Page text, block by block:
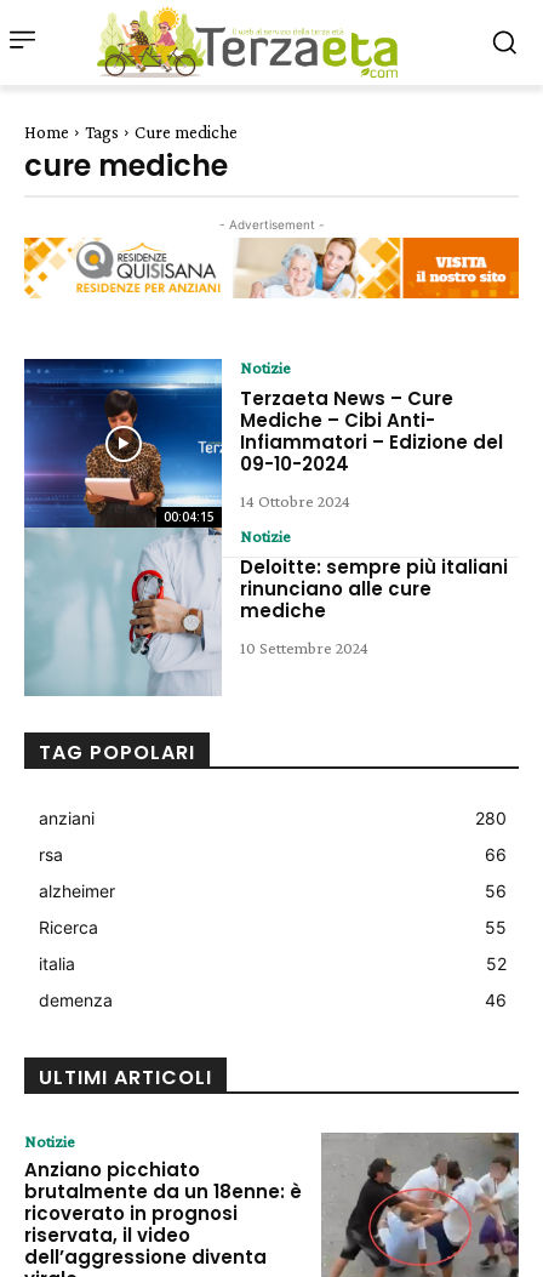
Home Tags Cure mediche
cure mediche
- Advertisement -
00:04:15
Notizie
Terzaeta News – Cure
Mediche – Cibi Anti-
Infiammatori – Edizione del
09-10-2024
14 Ottobre 2024
Notizie
Deloitte: sempre più italiani
rinunciano alle cure
mediche
10 Settembre 2024
TAG POPOLARI
anziani
280
rsa
66
alzheimer
56
Ricerca
55
italia
52
demenza
46
ULTIMI ARTICOLI
Notizie
Anziano picchiato
brutalmente da un 18enne: è
ricoverato in prognosi
riservata, il video
dell’aggressione diventa